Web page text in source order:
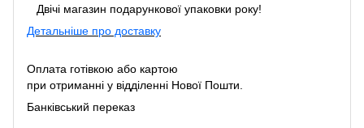
Двічі магазин подарункової упаковки року!
Детальніше про доставку
Оплата готівкою або картою
при отриманні у відділенні Нової Пошти.
Банківський переказ